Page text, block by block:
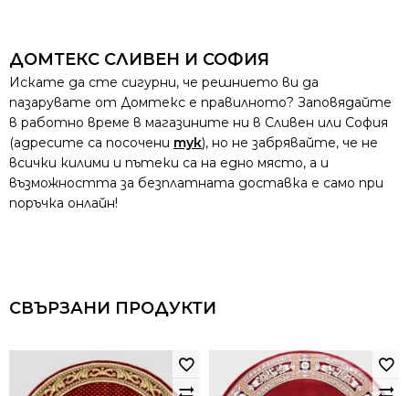
ДОМТЕКС СЛИВЕН И СОФИЯ
Искате да сте сигурни, че решнието ви да
пазарувате от Домтекс е правилното? Заповядайте
в работно време в магазините ни в Сливен или София
(адресите са посочени тук), но не забрявайте, че не
всички килими и пътеки са на едно място, а и
възможността за безплатната доставка е само при
поръчка онлайн!
СВЪРЗАНИ ПРОДУКТИ